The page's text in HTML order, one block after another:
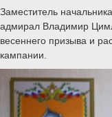
Заместитель
адмирал Владимир
весеннего призыва и
кампании.